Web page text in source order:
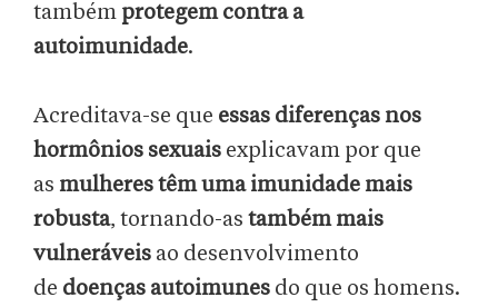
também protegem contra a
autoimunidade.
Acreditava-se que essas diferenças nos
hormônios sexuais explicavam por que
as mulheres têm uma imunidade mais
robusta, tornando-as também mais
vulneráveis ao desenvolvimento
de doenças autoimunes do que os homens.